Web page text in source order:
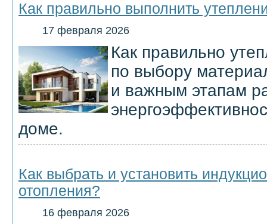
Как правильно выполнить
17 февраля 2026
Как правильно
по выбору
и важным этапам
доме.
Как выбрать и установить
отопления?
16 февраля 2026